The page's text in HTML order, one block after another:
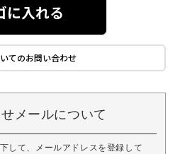
に入れる
てのお問い合わせ
メールについて
して、メールアドレスを登録して